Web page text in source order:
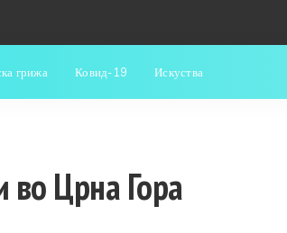
грижа Ковид-19 Искуства
во Црна Гора